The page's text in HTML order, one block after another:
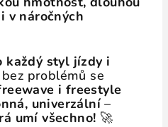
v náročných
každý styl jízdy i
problémů se
i freestyle
univerzální –
umí všechno! 🚀